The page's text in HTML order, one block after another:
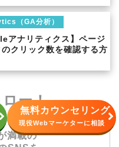
（GA分析）
アナリティクス】ページ
のクリック数を確認する方
ー！
満載の
無料カウンセリング
現役Webマーケターに相談